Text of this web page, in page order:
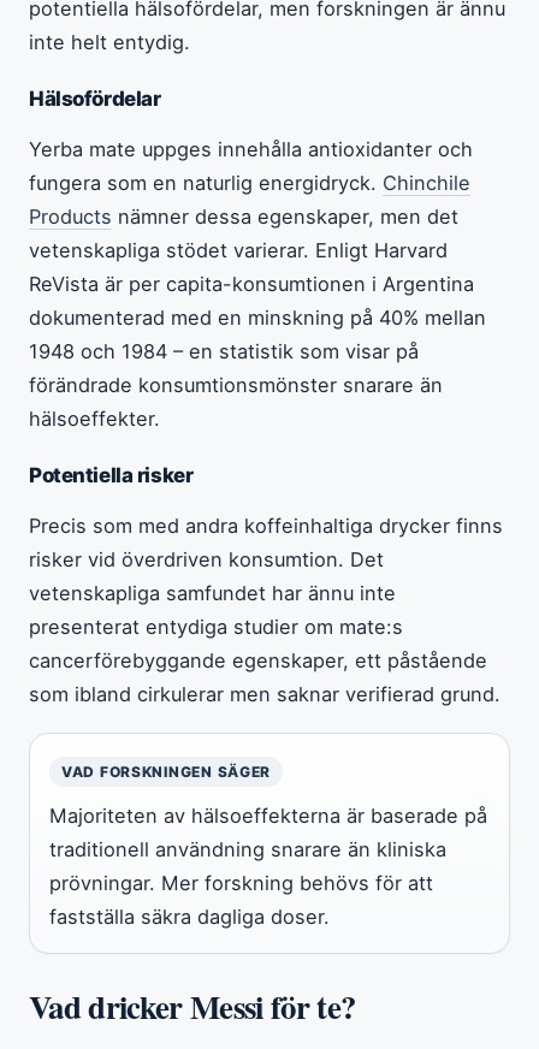
potentiella hälsofördelar, men forskningen är ännu
inte helt entydig.
Hälsofördelar
Yerba mate uppges innehålla antioxidanter och
fungera som en naturlig energidryck. Chinchile
Products nämner dessa egenskaper, men det
vetenskapliga stödet varierar. Enligt Harvard
ReVista är per capita-konsumtionen i Argentina
dokumenterad med en minskning på 40% mellan
1948 och 1984 – en statistik som visar på
förändrade konsumtionsmönster snarare än
hälsoeffekter.
Potentiella risker
Precis som med andra koffeinhaltiga drycker finns
risker vid överdriven konsumtion. Det
vetenskapliga samfundet har ännu inte
presenterat entydiga studier om mate:s
cancerförebyggande egenskaper, ett påstående
som ibland cirkulerar men saknar verifierad grund.
VAD FORSKNINGEN SÄGER
Majoriteten av hälsoeffekterna är baserade på
traditionell användning snarare än kliniska
prövningar. Mer forskning behövs för att
fastställa säkra dagliga doser.
Vad dricker Messi för te?